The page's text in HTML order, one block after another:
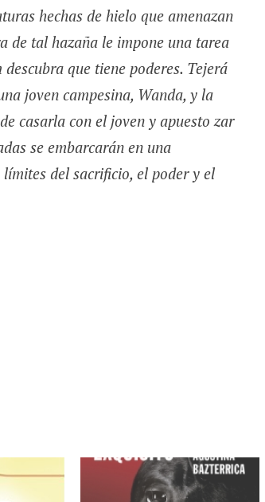
hechas de hielo que amenazan
de tal hazaña le impone una tarea
que tiene poderes. Tejerá
joven campesina, Wanda, y la
casarla con el joven y apuesto zar
se embarcarán en una
del sacrificio, el poder y el